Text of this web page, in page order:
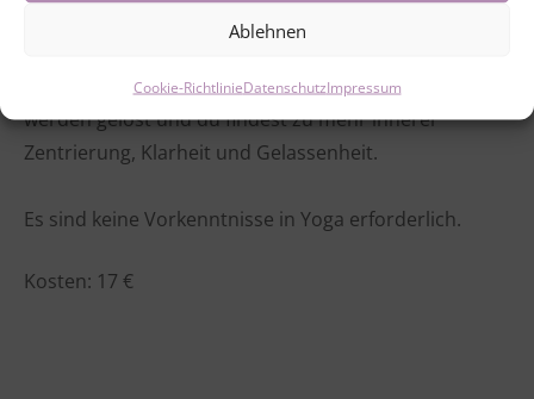
Ablehnen
Cookie-RichtlinieDatenschutzImpressum
aus. Deine Lebensenergie wird wieder zum Fließen
mentaler, energetischer sowie emotionaler Ebene
werden gelöst und du findest zu mehr innerer
Zentrierung, Klarheit und Gelassenheit.
Es sind keine Vorkenntnisse in Yoga erforderlich.
Kosten: 17 €